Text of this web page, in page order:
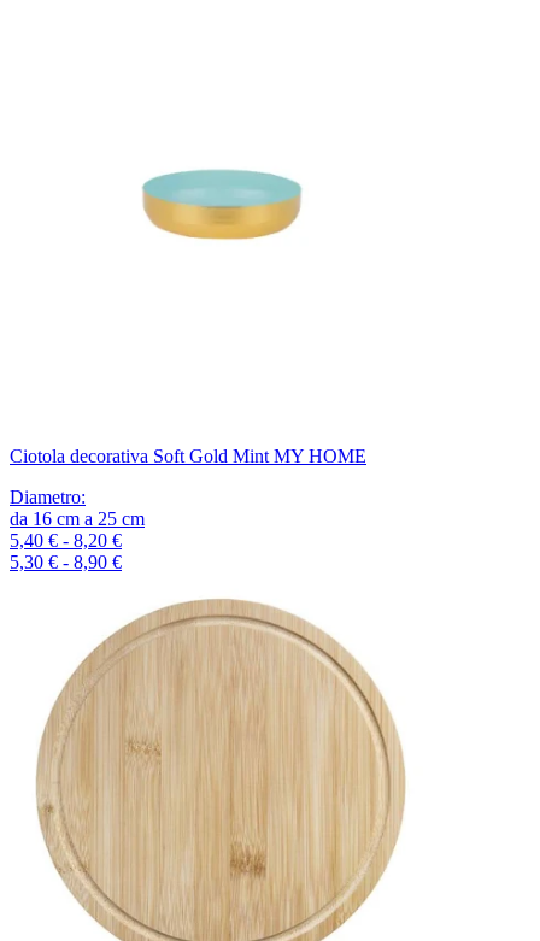
Ciotola decorativa Soft Gold Mint MY HOME
Diametro:
da 16 cm a 25 cm
5,40 € - 8,20 €
5,30 € - 8,90 €